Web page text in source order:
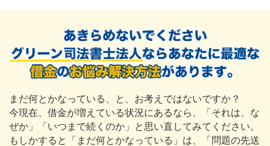
まだ何とかなっている、と、お考えではないですか？
今現在、借金が増えている状況にあるなら、「それは、な
ぜか」「いつまで続くのか」と思い直してみてください。
もしかすると「まだ何とかなっている」は、「問題の先送